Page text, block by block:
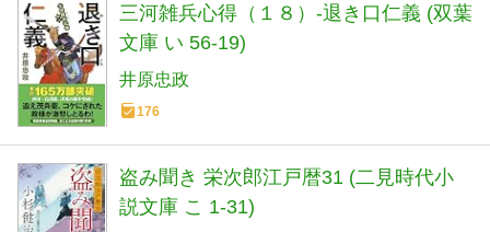
三河雑兵心得（１８）-退き口仁義 (双葉
文庫 い 56-19)
井原忠政
176
盗み聞き 栄次郎江戸暦31 (二見時代小
説文庫 こ 1-31)